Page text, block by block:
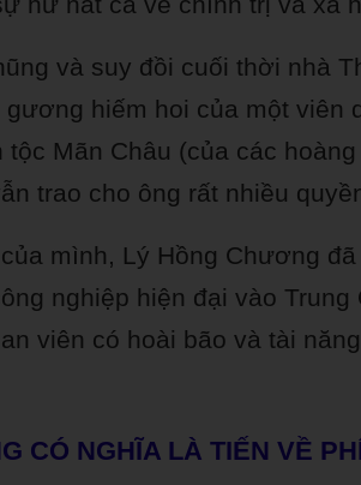
và suy đồi cuối thời nhà
hiếm hoi của một viên
tộc Mãn Châu (của các
trao cho ông rất nhiều
mình, Lý Hồng Chương
nghiệp hiện đại vào
viên có hoài bão và tài
CÓ NGHĨA LÀ TIẾN VỀ